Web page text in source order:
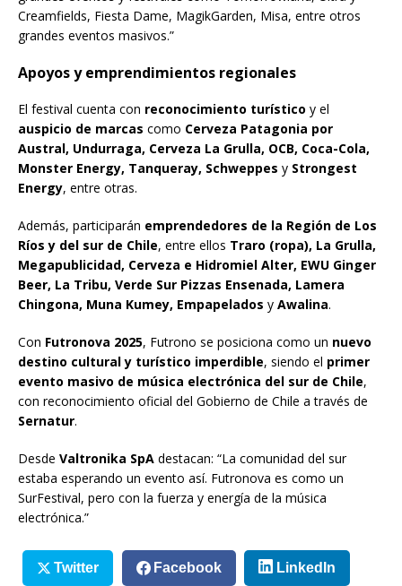
Creamfields, Fiesta Dame, MagikGarden, Misa, entre otros
grandes eventos masivos.”
Apoyos y emprendimientos regionales
El festival cuenta con reconocimiento turístico y el
auspicio de marcas como Cerveza Patagonia por
Austral, Undurraga, Cerveza La Grulla, OCB, Coca-Cola,
Monster Energy, Tanqueray, Schweppes y Strongest
Energy, entre otras.
Además, participarán emprendedores de la Región de Los
Ríos y del sur de Chile, entre ellos Traro (ropa), La Grulla,
Megapublicidad, Cerveza e Hidromiel Alter, EWU Ginger
Beer, La Tribu, Verde Sur Pizzas Ensenada, Lamera
Chingona, Muna Kumey, Empapelados y Awalina.
Con Futronova 2025, Futrono se posiciona como un nuevo
destino cultural y turístico imperdible, siendo el primer
evento masivo de música electrónica del sur de Chile,
con reconocimiento oficial del Gobierno de Chile a través de
Sernatur.
Desde Valtronika SpA destacan: “La comunidad del sur
estaba esperando un evento así. Futronova es como un
SurFestival, pero con la fuerza y energía de la música
electrónica.”
Twitter Facebook LinkedIn